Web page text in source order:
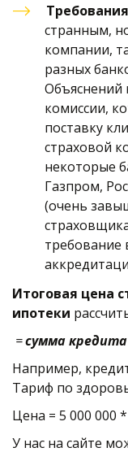
странным,
компании,
разных
Объяснений
комиссии,
поставку
страховой
некоторые
Газпром,
(очень
требование
Итоговая цена
ипотеки
= сумма
Например,
Тариф по
Цена = 5 000 000